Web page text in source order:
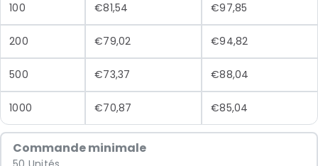
100 €81,54 €97,85
200 €79,02 €94,82
500 €73,37 €88,04
1000 €70,87 €85,04
Commande minimale